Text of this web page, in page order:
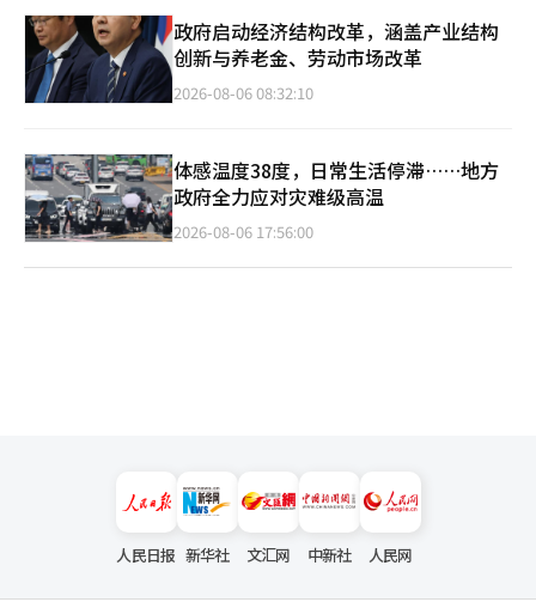
政府启动经济结构改革，涵盖产业结构
创新与养老金、劳动市场改革
2026-08-06 08:32:10
体感温度38度，日常生活停滞……地方
政府全力应对灾难级高温
2026-08-06 17:56:00
人民日报 新华社 文汇网 中新社 人民网